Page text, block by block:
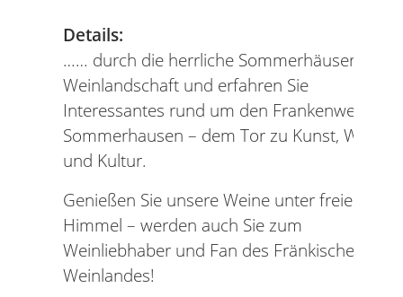
Details:
…… durch die herrliche Sommerhäuser
Weinlandschaft und erfahren Sie
Interessantes rund um den Frankenwein und
Sommerhausen – dem Tor zu Kunst, Wein
und Kultur.
Genießen Sie unsere Weine unter freiem
Himmel – werden auch Sie zum
Weinliebhaber und Fan des Fränkischen
Weinlandes!